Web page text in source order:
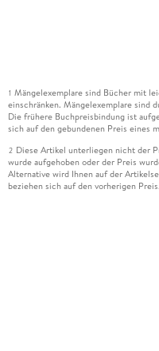
1 Mängelexemplare sind Bücher mit
einschränken. Mängelexemplare sind
Die frühere Buchpreisbindung ist
sich auf den gebundenen Preis eines
2 Diese Artikel unterliegen nicht der
wurde aufgehoben oder der Preis
Alternative wird Ihnen auf der
beziehen sich auf den vorherigen Preis.